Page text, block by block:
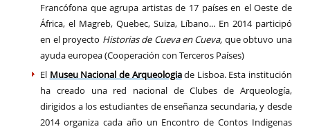
Francófona que agrupa artistas de 17 países en el Oeste de
África, el Magreb, Quebec, Suiza, Líbano... En 2014 participó
en el proyecto Historias de Cueva en Cueva, que obtuvo una
ayuda europea (Cooperación con Terceros Países)
El Museu Nacional de Arqueologiade Lisboa. Esta institución
ha creado una red nacional de Clubes de Arqueología,
dirigidos a los estudiantes de enseñanza secundaria, y desde
2014 organiza cada año un Encontro de Contos Indigenas